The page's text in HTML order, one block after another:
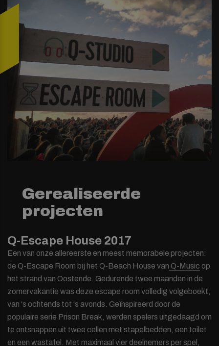
Gerealiseerde
projecten
Q-Escape House 2017
Een van onze allereerste en meest memorabele projecten:
de Q-Escape Room bij het Q-Beach House van Q-Music op
het strand van Oostende. Gedurende twee maanden in de
zomervakantie was deze escape room volledig volgeboekt,
van ‘s ochtends tot ‘s avonds. Geïnspireerd door de
populaire serie Prison Break, werden spelers uitgedaagd om
te ontsnappen uit twee cellen met stapelbedden, een toilet
en een wastafel. Met maximaal vier deelnemers per spel,